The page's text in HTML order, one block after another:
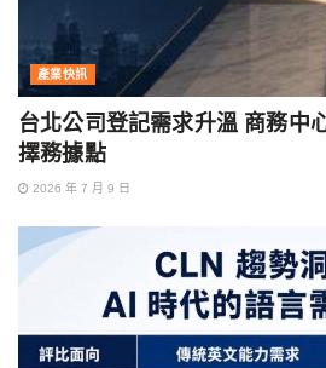
產業快訊
台北公司登記需求升溫 商務中
擇務據點
2026 年 7 月 9 日